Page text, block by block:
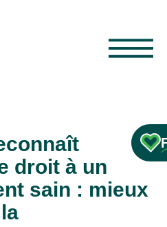
droit à un
sain : mieux